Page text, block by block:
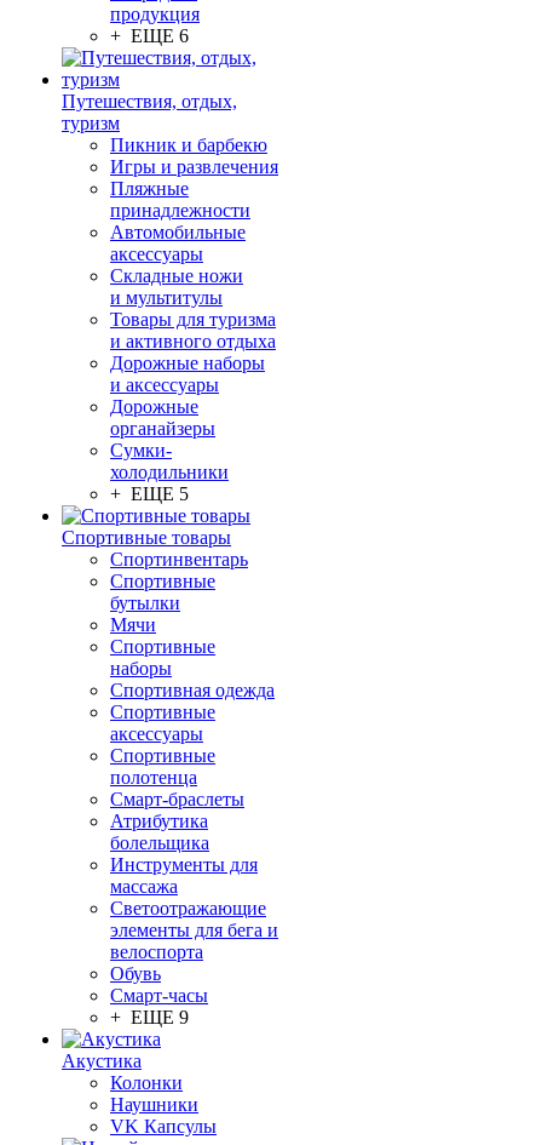
продукция
+ ЕЩЕ 6
Путешествия, отдых,
туризм
Пикник и барбекю
Игры и развлечения
Пляжные
принадлежности
Автомобильные
аксессуары
Складные ножи
и мультитулы
Товары для туризма
и активного отдыха
Дорожные наборы
и аксессуары
Дорожные
органайзеры
Сумки-
холодильники
+ ЕЩЕ 5
Спортивные товары
Спортинвентарь
Спортивные
бутылки
Мячи
Спортивные
наборы
Спортивная одежда
Спортивные
аксессуары
Спортивные
полотенца
Смарт-браслеты
Атрибутика
болельщика
Инструменты для
массажа
Светоотражающие
элементы для бега и
велоспорта
Обувь
Смарт-часы
+ ЕЩЕ 9
Акустика
Колонки
Наушники
VK Капсулы